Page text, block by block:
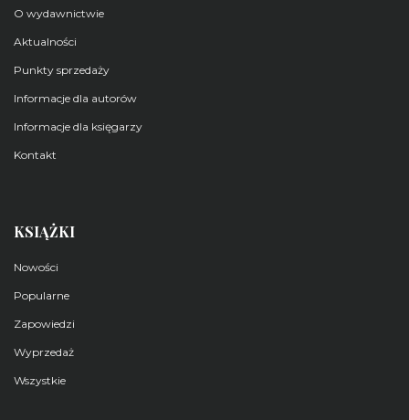
O wydawnictwie
Aktualności
Punkty sprzedaży
Informacje dla autorów
Informacje dla księgarzy
Kontakt
KSIĄŻKI
Nowości
Popularne
Zapowiedzi
Wyprzedaż
Wszystkie